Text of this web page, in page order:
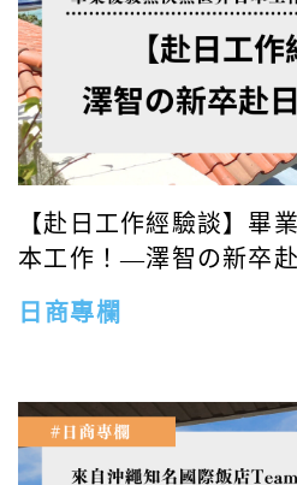
【赴日工作經驗談】畢
本工作！—澤智の新卒
日商專欄